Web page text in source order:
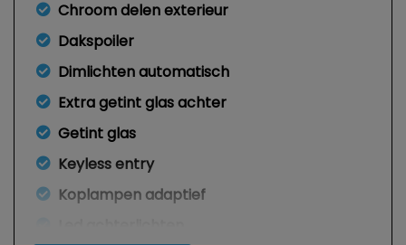
Chroom delen exterieur
Dakspoiler
Dimlichten automatisch
Extra getint glas achter
Getint glas
Keyless entry
Koplampen adaptief